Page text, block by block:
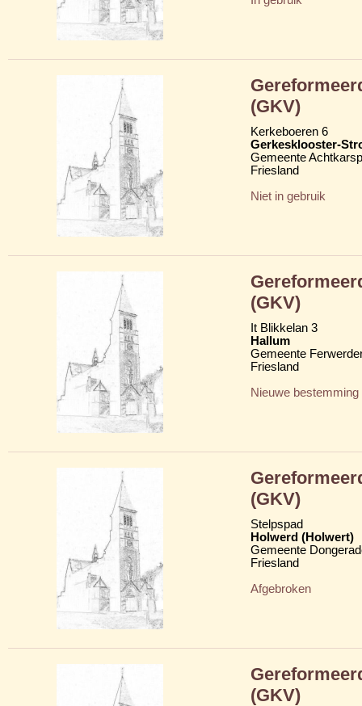
(GKV)
Kerkeboeren 6
Gerkesklooster-
Gemeente
Friesland
Niet in gebruik
(GKV)
It Blikkelan 3
Hallum
Gemeente
Friesland
Nieuwe bestemming
(GKV)
Stelpspad
Holwerd (Holwert)
Gemeente
Friesland
Afgebroken
(GKV)